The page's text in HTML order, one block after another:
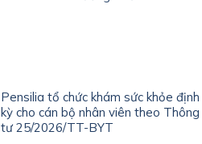
Pensilia tổ chức khám sức khỏe định
kỳ cho cán bộ nhân viên theo Thông
tư 25/2026/TT-BYT